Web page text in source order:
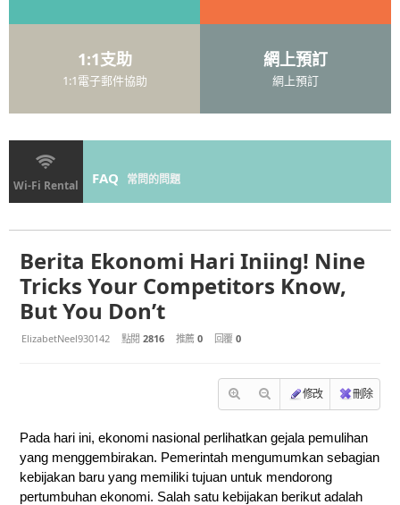
1:1支助
1:1電子郵件協助
網上預訂
網上預訂
Wi-Fi Rental FAQ 常問的問題
Berita Ekonomi Hari Iniing! Nine
Tricks Your Competitors Know,
But You Don’t
ElizabetNeel930142 點閱 2816 推薦 0 回覆 0
修改 刪除
Pada hari ini, ekonomi nasional perlihatkan gejala pemulihan
yang menggembirakan. Pemerintah mengumumkan sebagian
kebijakan baru yang memiliki tujuan untuk mendorong
pertumbuhan ekonomi. Salah satu kebijakan berikut adalah